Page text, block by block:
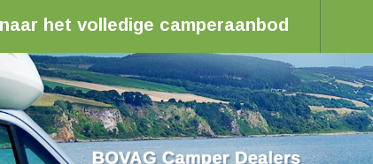
het volledige camperaanbod
camperdealer in Nederland